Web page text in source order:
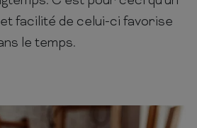
facilité de celui-ci favorise
le temps.